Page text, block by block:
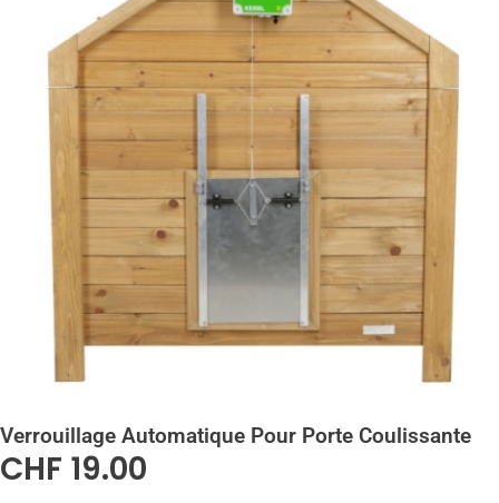
Verrouillage Automatique Pour Porte Coulissante
CHF 19.00